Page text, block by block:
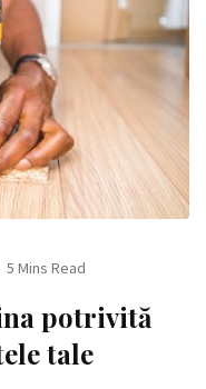
5 Mins Read
potrivită
tale